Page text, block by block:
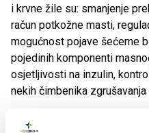
i krvne žile su: smanjenje
račun potkožne masti,
mogućnost pojave šećerne
pojedinih komponenti
osjetljivosti na inzulin,
nekih čimbenika
U opsežnoj japanskoj